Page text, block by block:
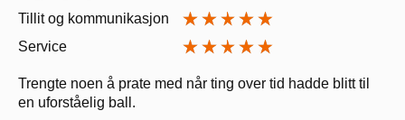
Tillit og kommunikasjon
Service
Trengte noen å prate med når ting over tid hadde blitt til
en uforståelig ball.